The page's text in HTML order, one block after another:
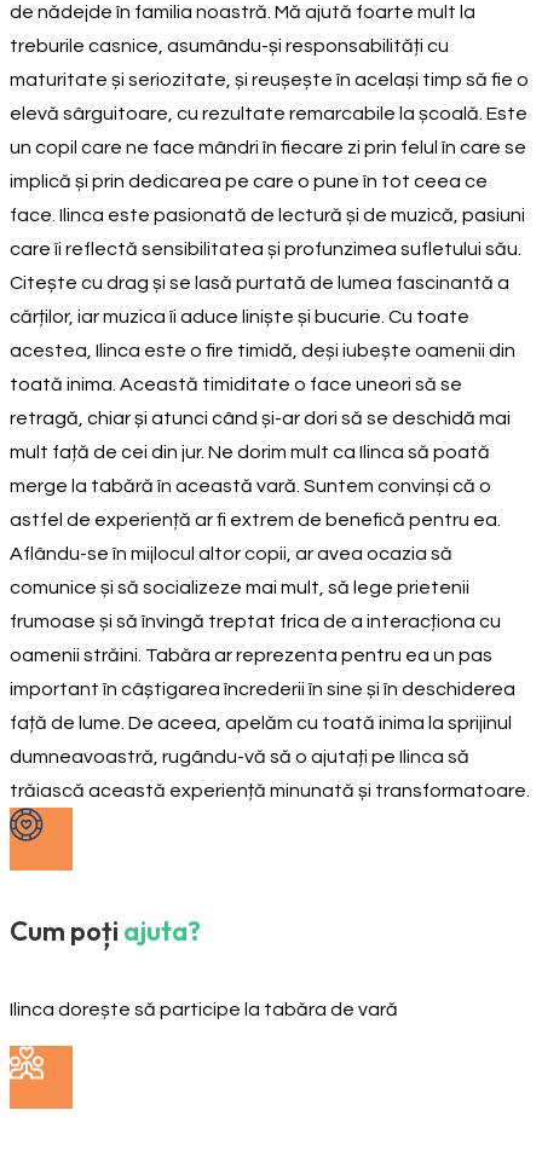
de nădejde în familia noastră. Mă ajută foarte mult la
treburile casnice, asumându-și responsabilități cu
maturitate și seriozitate, și reușește în același timp să fie o
elevă sârguitoare, cu rezultate remarcabile la școală. Este
un copil care ne face mândri în fiecare zi prin felul în care se
implică și prin dedicarea pe care o pune în tot ceea ce
face. Ilinca este pasionată de lectură și de muzică, pasiuni
care îi reflectă sensibilitatea și profunzimea sufletului său.
Citește cu drag și se lasă purtată de lumea fascinantă a
cărților, iar muzica îi aduce liniște și bucurie. Cu toate
acestea, Ilinca este o fire timidă, deși iubește oamenii din
toată inima. Această timiditate o face uneori să se
retragă, chiar și atunci când și-ar dori să se deschidă mai
mult față de cei din jur. Ne dorim mult ca Ilinca să poată
merge la tabără în această vară. Suntem convinși că o
astfel de experiență ar fi extrem de benefică pentru ea.
Aflându-se în mijlocul altor copii, ar avea ocazia să
comunice și să socializeze mai mult, să lege prietenii
frumoase și să învingă treptat frica de a interacționa cu
oamenii străini. Tabăra ar reprezenta pentru ea un pas
important în câștigarea încrederii în sine și în deschiderea
față de lume. De aceea, apelăm cu toată inima la sprijinul
dumneavoastră, rugându-vă să o ajutați pe Ilinca să
trăiască această experiență minunată și transformatoare.
Cum poți ajuta?
Ilinca dorește să participe la tabăra de vară